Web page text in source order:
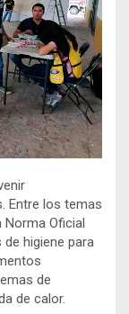
Entre los temas
Oficial
higiene para
de
de calor.